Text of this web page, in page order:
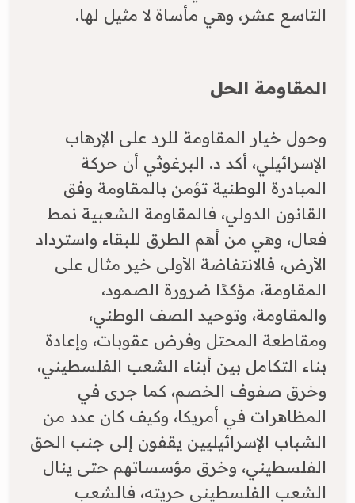
التاسع عشر، وهي مأساة لا مثيل لها.
المقاومة الحل
وحول خيار المقاومة للرد على الإرهاب
الإسرائيلي، أكد د. البرغوثي أن حركة
المبادرة الوطنية تؤمن بالمقاومة وفق
القانون الدولي، فالمقاومة الشعبية نمط
فعال، وهي من أهم الطرق للبقاء واسترداد
الأرض، فالانتفاضة الأولى خير مثال على
المقاومة، مؤكدًا ضرورة الصمود،
والمقاومة، وتوحيد الصف الوطني،
ومقاطعة المحتل وفرض عقوبات، وإعادة
بناء التكامل بين أبناء الشعب الفلسطيني،
وخرق صفوف الخصم، كما جرى في
المظاهرات في أمريكا، وكيف كان عدد من
الشباب الإسرائيليين يقفون إلى جنب الحق
الفلسطيني، وخرق مؤسساتهم حتى ينال
الشعب الفلسطيني حريته، فالشعب